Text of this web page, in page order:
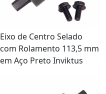
Eixo de Centro Selado
com Rolamento 113,5 mm
em Aço Preto Inviktus